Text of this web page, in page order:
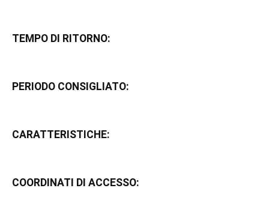
TEMPO DI RITORNO:
PERIODO CONSIGLIATO:
CARATTERISTICHE:
COORDINATI DI ACCESSO: